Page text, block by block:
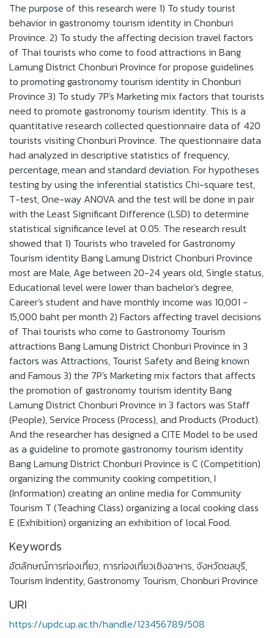
The purpose of this research were 1) To study tourist
behavior in gastronomy tourism identity in Chonburi
Province. 2) To study the affecting decision travel factors
of Thai tourists who come to food attractions in Bang
Lamung District Chonburi Province for propose guidelines
to promoting gastronomy tourism identity in Chonburi
Province 3) To study 7P's Marketing mix factors that tourists
need to promote gastronomy tourism identity. This is a
quantitative research collected questionnaire data of 420
tourists visiting Chonburi Province. The questionnaire data
had analyzed in descriptive statistics of frequency,
percentage, mean and standard deviation. For hypotheses
testing by using the inferential statistics Chi-square test,
T-test, One-way ANOVA and the test will be done in pair
with the Least Significant Difference (LSD) to determine
statistical significance level at 0.05. The research result
showed that 1) Tourists who traveled for Gastronomy
Tourism identity Bang Lamung District Chonburi Province
most are Male, Age between 20-24 years old, Single status,
Educational level were lower than bachelor's degree,
Career's student and have monthly income was 10,001 -
15,000 baht per month 2) Factors affecting travel decisions
of Thai tourists who come to Gastronomy Tourism
attractions Bang Lamung District Chonburi Province in 3
factors was Attractions, Tourist Safety and Being known
and Famous 3) the 7P's Marketing mix factors that affects
the promotion of gastronomy tourism identity Bang
Lamung District Chonburi Province in 3 factors was Staff
(People), Service Process (Process), and Products (Product).
And the researcher has designed a CITE Model to be used
as a guideline to promote gastronomy tourism identity
Bang Lamung District Chonburi Province is C (Competition)
organizing the community cooking competition, I
(Information) creating an online media for Community
Tourism T (Teaching Class) organizing a local cooking class
E (Exhibition) organizing an exhibition of local Food.
Keywords
อัตลักษณ์การท่องเที่ยว, การท่องเที่ยวเชิงอาหาร,จังหวัดชลบุรี,
Tourism Indentity,Gastronomy Tourism,Chonburi Province
URI
https://updc.up.ac.th/handle/123456789/508